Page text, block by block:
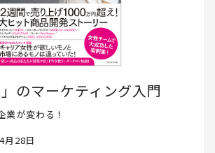
」のマーケティング入門
業が変わる！
月28日